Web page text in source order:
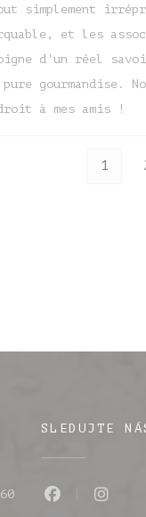
simplement
et les
d'un réel
gourmandise.
à mes amis !
1
SLEDUJTE